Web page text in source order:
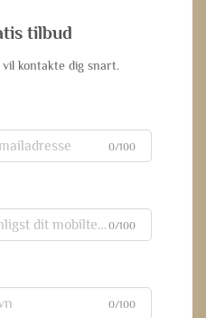
tilbud
kontakte dig snart.
0/100
0/100
0/100